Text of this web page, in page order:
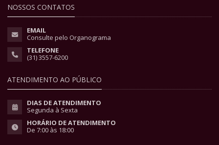
NOSSOS CONTATOS
EMAIL
Consulte pelo Organograma
TELEFONE
(31) 3557-6200
ATENDIMENTO AO PÚBLICO
DIAS DE ATENDIMENTO
Segunda à Sexta
HORÁRIO DE ATENDIMENTO
De 7:00 às 18:00